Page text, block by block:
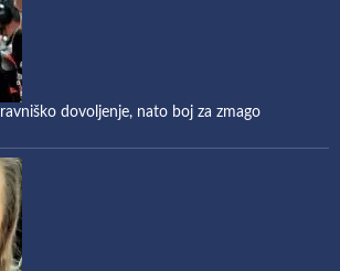
dovoljenje, nato boj za zmago